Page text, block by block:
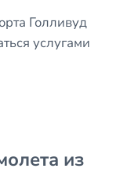
Голливуд
услугами
из